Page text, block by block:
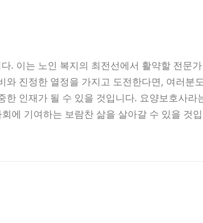
. 이는 노인 복지의 최전선에서 활약할 전문가
진정한 열정을 가지고 도전한다면, 여러분
인재가 될 수 있을 것입니다. 요양보호사라
에 기여하는 보람찬 삶을 살아갈 수 있을 것입